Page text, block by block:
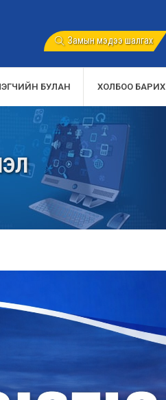
Замын мэдээ шалгах
БУЛАН ХОЛБОО БАРИХ